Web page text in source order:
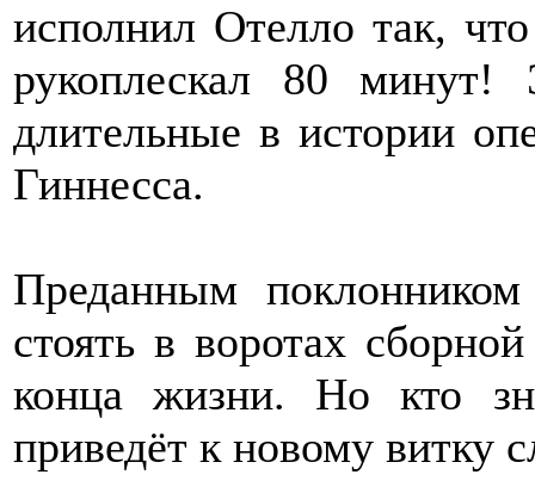
исполнил Отелло так,
рукоплескал 80
длительные в истории
Гиннесса.
Преданным
стоять в воротах
конца жизни. Но кто
приведёт к новому витку